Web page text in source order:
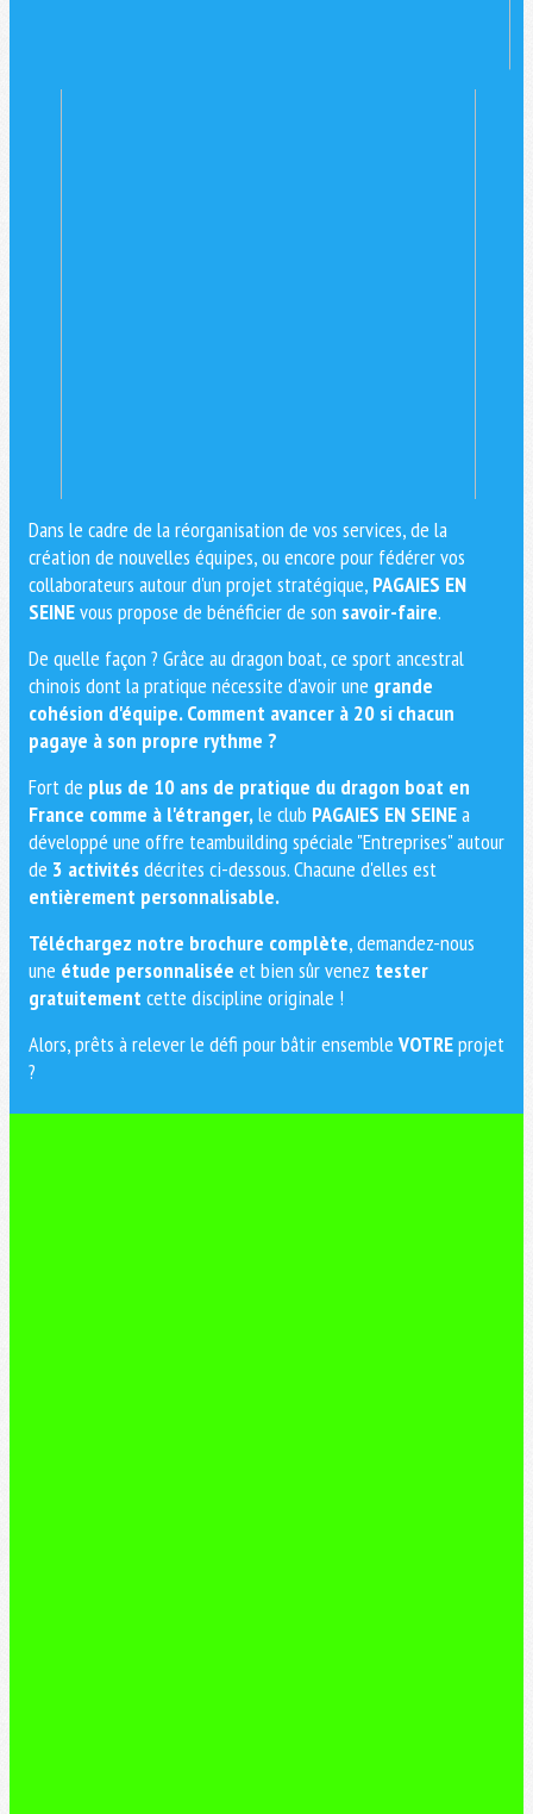
Dans le cadre de la réorganisation de vos services, de la
création de nouvelles équipes, ou encore pour fédérer vos
collaborateurs autour d'un projet stratégique, PAGAIES EN
SEINEvous propose de bénéficier de son savoir-faire.
De quelle façon ? Grâce au dragon boat, ce sport ancestral
chinois dont la pratique nécessite d'avoir une grande
cohésion d'équipe. Comment avancer à 20 si chacun
pagaye à son propre rythme ?
Fort de plus de 10 ans de pratique du dragon boat en
France comme à l'étranger,le club PAGAIES EN SEINEa
développé une offre teambuilding spéciale "Entreprises" autour
de 3 activitésdécrites ci-dessous. Chacune d'elles est
entièrement personnalisable.
Téléchargez notre brochure complète, demandez-nous
une étude personnalisée et bien sûr venez tester
gratuitement cette discipline originale !
Alors, prêts à relever le défi pour bâtir ensemble VOTREprojet
?